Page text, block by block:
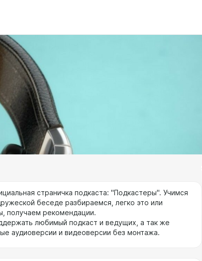
страничка подкаста: "Подкастеры". Учимся
беседе разбираемся, легко это или
получаем рекомендации.
любимый подкаст и ведущих, а так же
аудиоверсии и видеоверсии без монтажа.